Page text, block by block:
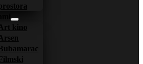
Art kino
Arsen